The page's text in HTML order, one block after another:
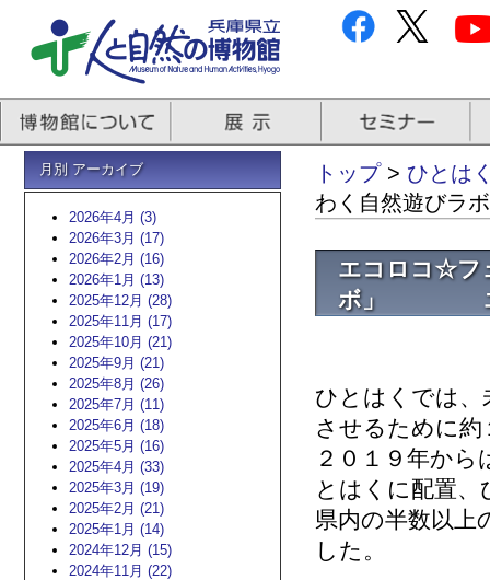
月別 アーカイブ
2026年4月 (3)
2026年3月 (17)
2026年2月 (16)
2026年1月 (13)
2025年12月 (28)
2025年11月 (17)
2025年10月 (21)
2025年9月 (21)
2025年8月 (26)
2025年7月 (11)
2025年6月 (18)
2025年5月 (16)
2025年4月 (33)
2025年3月 (19)
2025年2月 (21)
2025年1月 (14)
2024年12月 (15)
2024年11月 (22)
トップ> ひとは
わく自然遊び
エコロコ☆フ
ボ」 エコ
ひとはくでは、
させるために
２０１９年か
とはくに配置
県内の半数以
した。